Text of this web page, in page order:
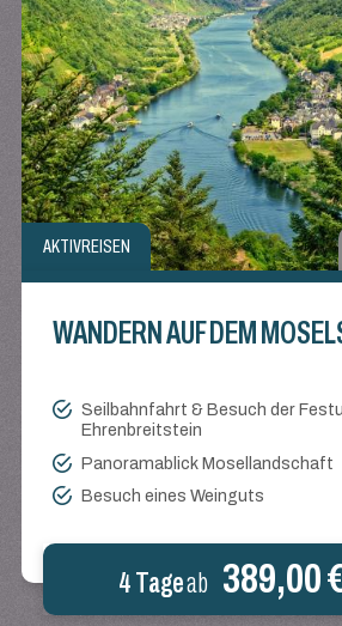
AKTIVREISEN
WANDERN AUF DEM
Seilbahnfahrt & Besuch der
Ehrenbreitstein
Panoramablick Mosellandschaft
Besuch eines Weinguts
4 Tageab 389,00